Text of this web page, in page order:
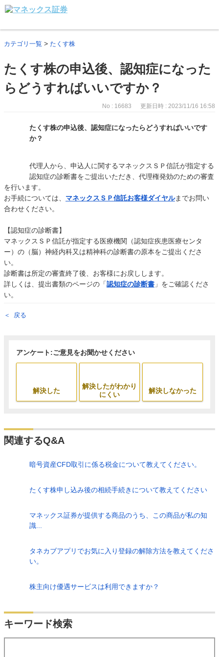
カテゴリ一覧 > たくす株
たくす株の申込後、認知症になった
らどうすればいいですか？
No : 16683 更新日時 : 2023/11/16 16:58
たくす株の申込後、認知症になったらどうすればいいです
か？
代理人から、申込人に関するマネックスＳＰ信託が指定する
認知症の診断書をご提出いただき、代理権発効のための審査
を行います。
お手続については、 マネックスＳＰ信託お客様ダイヤルまでお問い
合わせください。
【認知症の診断書】
マネックスＳＰ信託が指定する医療機関（認知症疾患医療センタ
ー）の（脳）神経内科又は精神科の診断書の原本をご提出くださ
い。
診断書は所定の審査終了後、お客様にお戻しします。
詳しくは、提出書類のページの「認知症の診断書 」をご確認くださ
い。
戻る
アンケート:ご意見をお聞かせください
解決した
解決したがわかり
にくい
解決しなかった
関連するQ&A
暗号資産CFD取引に係る税金について教えてください。
たくす株申し込み後の相続手続きについて教えてください
マネックス証券が提供する商品のうち、この商品が私の知
識...
タネカブアプリでお気に入り登録の解除方法を教えてくださ
い。
株主向け優遇サービスは利用できますか？
キーワード検索